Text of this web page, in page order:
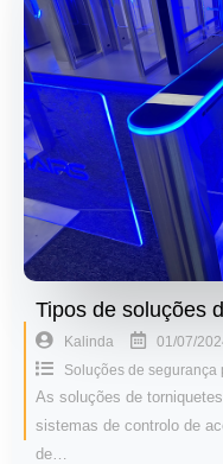
Tipos de soluções
Kalinda
01/07/
Soluções de segurança
As soluções de
sistemas de controlo de
de…